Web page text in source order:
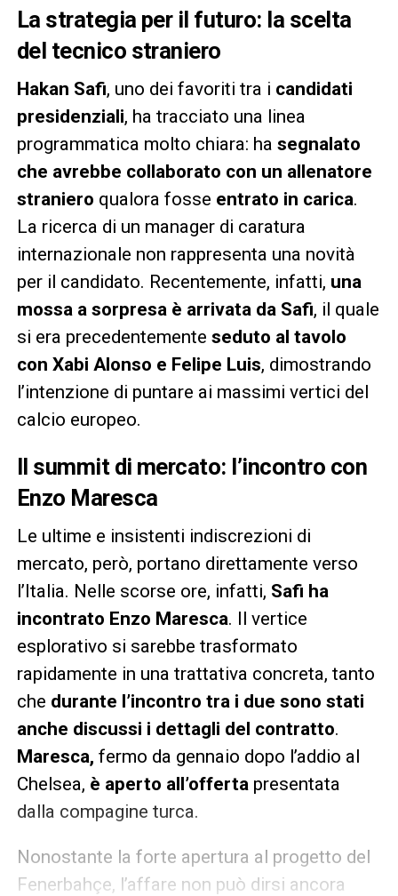
La strategia per il futuro: la scelta
del tecnico straniero
Hakan Safi, uno dei favoriti tra i candidati
presidenziali, ha tracciato una linea
programmatica molto chiara: ha segnalato
che avrebbe collaborato con un allenatore
straniero qualora fosse entrato in carica.
La ricerca di un manager di caratura
internazionale non rappresenta una novità
per il candidato. Recentemente, infatti, una
mossa a sorpresa è arrivata da Safi, il quale
si era precedentemente seduto al tavolo
con Xabi Alonso e Felipe Luis, dimostrando
l’intenzione di puntare ai massimi vertici del
calcio europeo.
Il summit di mercato: l’incontro con
Enzo Maresca
Le ultime e insistenti indiscrezioni di
mercato, però, portano direttamente verso
l’Italia. Nelle scorse ore, infatti, Safi ha
incontrato Enzo Maresca. Il vertice
esplorativo si sarebbe trasformato
rapidamente in una trattativa concreta, tanto
che durante l’incontro tra i due sono stati
anche discussi i dettagli del contratto.
Maresca, fermo da gennaio dopo l’addio al
Chelsea, è aperto all’offerta presentata
dalla compagine turca.
Nonostante la forte apertura al progetto del
Fenerbahçe, l’affare non può dirsi ancora